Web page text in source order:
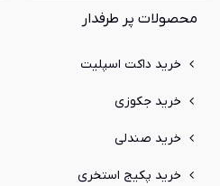
محصولات پر طرفدار
خرید داکت اسپلیت
خرید جکوزی
خرید صندلی
خرید پکیج استخری